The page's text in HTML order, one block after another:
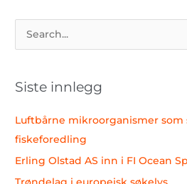
e
t
Siste innlegg
Luftbårne mikroorganismer
fiskeforedling
Erling Olstad AS inn i FI Ocean